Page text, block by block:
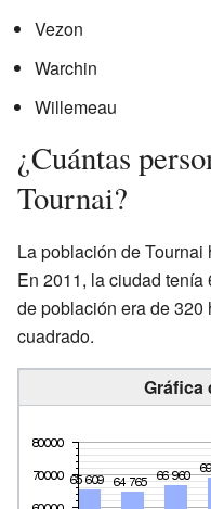
Vezon
Warchin
Willemeau
¿Cuántas
Tournai?
La población de
En 2011, la ciudad
de población era de
cuadrado.
Gráfica